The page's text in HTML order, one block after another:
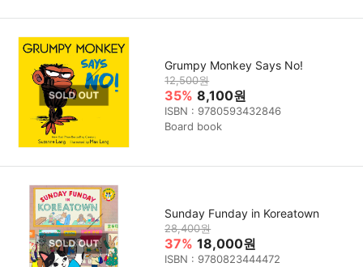
Grumpy Monkey Says No!
12,500원
35% 8,100원
ISBN : 9780593432846
Board book
Sunday Funday in Koreatown
28,400원
37% 18,000원
ISBN : 9780823444472